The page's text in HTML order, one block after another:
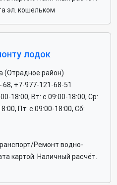
эл. кошельком
лодок
(Отрадное район)
+7-977-121-68-51
18:00, Вт: c 09:00-18:00, Ср:
Пт: c 09:00-18:00, Сб:
Ремонт водно-
картой. Наличный расчёт.